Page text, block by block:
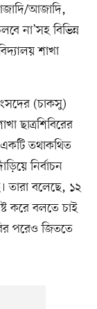
আজাদি,
না’সহ বিভিন্ন
শাখা
(চাকসু)
ছাত্রশিবিরের
তথাকথিত
নির্বাচন
তারা বলেছে, ১২
করে বলতে চাই
পরেও জিততে